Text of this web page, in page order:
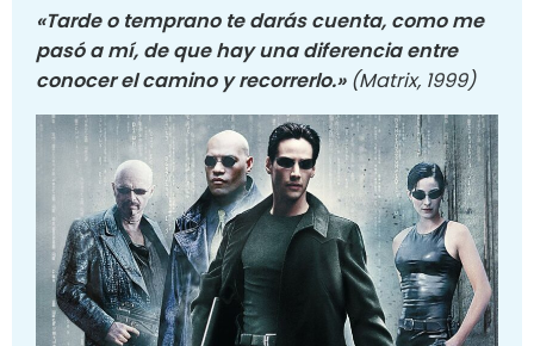
«Tarde o temprano te darás cuenta, como me
pasó a mí, de que hay una diferencia entre
conocer el camino y recorrerlo.» (Matrix, 1999)